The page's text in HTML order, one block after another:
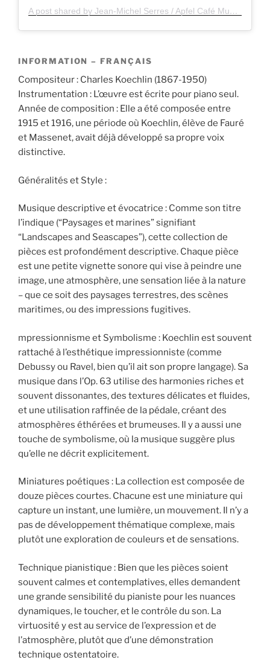
A post shared by Jean-Michel Serres / Apfel Café Music / Apfelsaft Cinéma Music (@jeanmichelserres.apfel)
INFORMATION – FRANÇAIS
Compositeur : Charles Koechlin (1867-1950)
Instrumentation : L’œuvre est écrite pour piano seul.
Année de composition : Elle a été composée entre
1915 et 1916, une période où Koechlin, élève de Fauré
et Massenet, avait déjà développé sa propre voix
distinctive.
Généralités et Style :
Musique descriptive et évocatrice : Comme son titre
l’indique (“Paysages et marines” signifiant
“Landscapes and Seascapes”), cette collection de
pièces est profondément descriptive. Chaque pièce
est une petite vignette sonore qui vise à peindre une
image, une atmosphère, une sensation liée à la nature
– que ce soit des paysages terrestres, des scènes
maritimes, ou des impressions fugitives.
mpressionnisme et Symbolisme : Koechlin est souvent
rattaché à l’esthétique impressionniste (comme
Debussy ou Ravel, bien qu’il ait son propre langage). Sa
musique dans l’Op. 63 utilise des harmonies riches et
souvent dissonantes, des textures délicates et fluides,
et une utilisation raffinée de la pédale, créant des
atmosphères éthérées et brumeuses. Il y a aussi une
touche de symbolisme, où la musique suggère plus
qu’elle ne décrit explicitement.
Miniatures poétiques : La collection est composée de
douze pièces courtes. Chacune est une miniature qui
capture un instant, une lumière, un mouvement. Il n’y a
pas de développement thématique complexe, mais
plutôt une exploration de couleurs et de sensations.
Technique pianistique : Bien que les pièces soient
souvent calmes et contemplatives, elles demandent
une grande sensibilité du pianiste pour les nuances
dynamiques, le toucher, et le contrôle du son. La
virtuosité y est au service de l’expression et de
l’atmosphère, plutôt que d’une démonstration
technique ostentatoire.